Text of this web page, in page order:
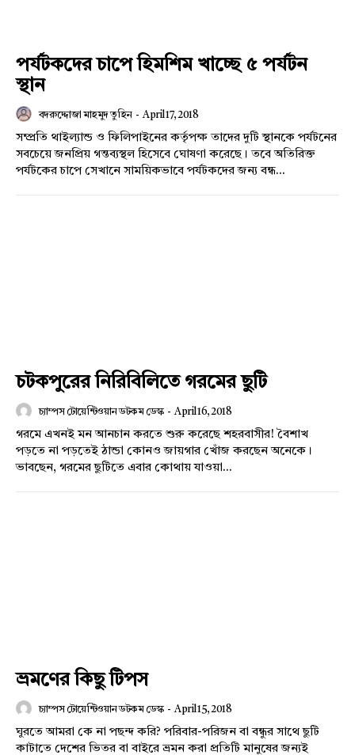
পর্যটকদের চাপে হিমশিম খাচ্ছে ৫ পর্যটন
স্থান
বদরুদ্দোজা মাহমুদ তুহিন - April 17, 2018
সম্প্রতি থাইল্যান্ড ও ফিলিপাইনের কর্তৃপক্ষ তাদের দুটি স্থানকে পর্যটনের
সবচেয়ে জনপ্রিয় গন্তব্যস্থল হিসেবে ঘোষণা করেছে। তবে অতিরিক্ত
পর্যটকের চাপে সেখানে সাময়িকভাবে পর্যটকদের জন্য বন্ধ...
চটকপুরের নিরিবিলিতে গরমের ছুটি
চ্যাম্পস টোয়েন্টিওয়ান ডটকম ডেস্ক - April 16, 2018
গরমে এখনই মন আনচান করতে শুরু করেছে শহরবাসীর! বৈশাখ
পড়তে না পড়তেই ঠান্ডা কোনও জায়গার খোঁজ করছেন অনেকে।
ভাবছেন, গরমের ছুটিতে এবার কোথায় যাওয়া...
ভ্রমণের কিছু টিপস
চ্যাম্পস টোয়েন্টিওয়ান ডটকম ডেস্ক - April 15, 2018
ঘুরতে আমরা কে না পছন্দ করি? পরিবার-পরিজন বা বন্ধুর সাথে ছুটি
কাটাতে দেশের ভিতর বা বাইরে ভ্রমন করা প্রতিটি মানুষের জন্যই